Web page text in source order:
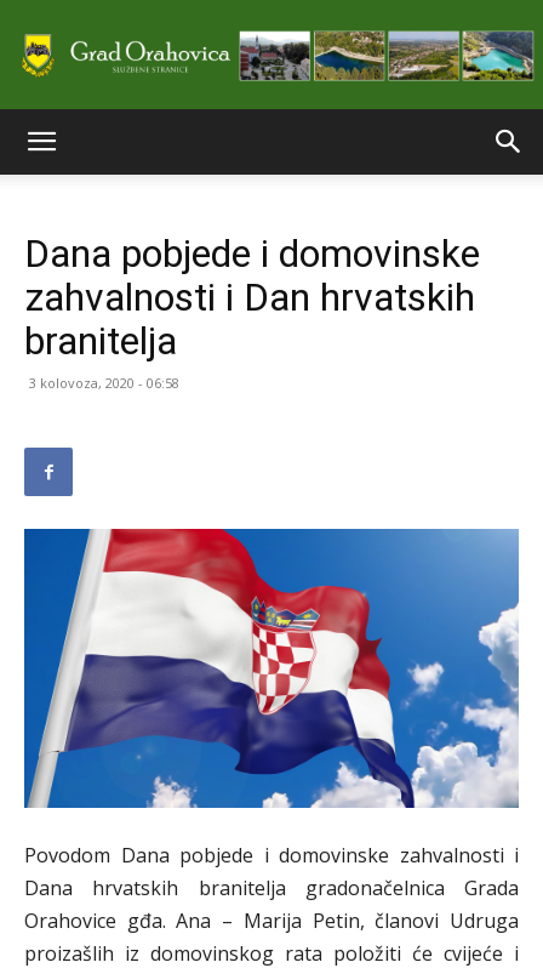
stranice
Dana pobjede i domovinske
zahvalnosti i Dan hrvatskih
branitelja
3 kolovoza, 2020 - 06:58
Povodom Dana pobjede i domovinske zahvalnosti i
Dana hrvatskih branitelja gradonačelnica Grada
Orahovice gđa. Ana – Marija Petin, članovi Udruga
proizašlih iz domovinskog rata položiti će cvijeće i